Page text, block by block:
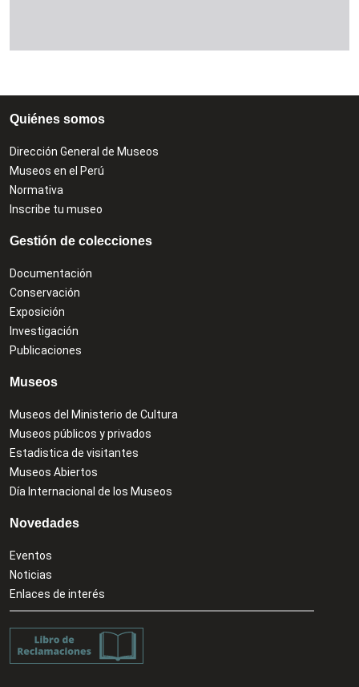
Quiénes somos
Dirección General de Museos
Museos en el Perú
Normativa
Inscribe tu museo
Gestión de colecciones
Documentación
Conservación
Exposición
Investigación
Publicaciones
Museos
Museos del Ministerio de Cultura
Museos públicos y privados
Estadistica de visitantes
Museos Abiertos
Día Internacional de los Museos
Novedades
Eventos
Noticias
Enlaces de interés